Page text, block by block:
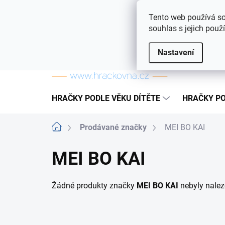
Tento web používá
souhlas s jejich
Nastavení
Často kladené otázky
HRAČKY PODLE VĚKU DÍTĚTE HRAČKY
DomůProdávané značky MEI BO KAI
MEI BO KAI
Žádné produkty značky MEI BO KAI nebyly